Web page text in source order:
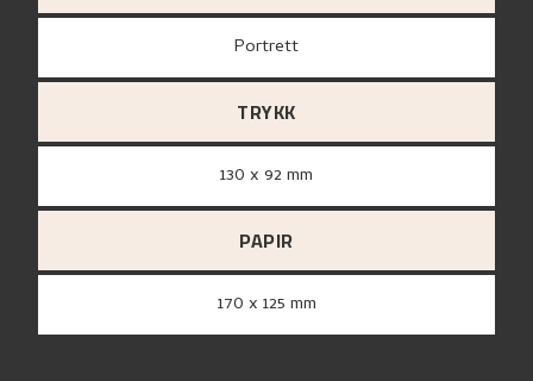
Portrett
TRYKK
130 x 92 mm
PAPIR
170 x 125 mm